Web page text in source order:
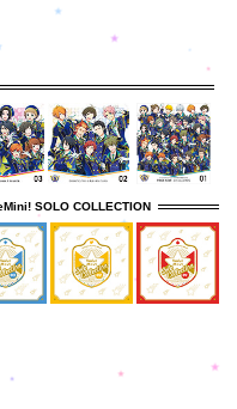
SOLO COLLECTION